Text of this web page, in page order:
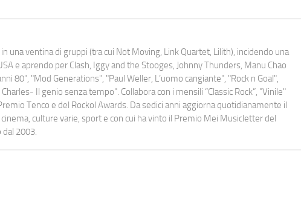
una ventina di gruppi (tra cui Not Moving, Link Quartet, Lilith), incidendo una
e aprendo per Clash, Iggy and the Stooges, Johnny Thunders, Manu Chao
80", "Mod Generations", "Paul Weller, L’uomo cangiante", "Rock n Goal",
Il genio senza tempo". Collabora con i mensili “Classic Rock”, "Vinile"
Tenco e del Rockol Awards. Da sedici anni aggiorna quotidianamente il
culture varie, sport e con cui ha vinto il Premio Mei Musicletter del
dal 2003.